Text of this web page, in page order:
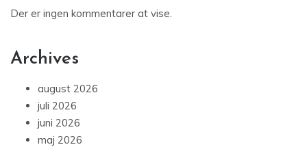
Der er ingen kommentarer at vise.
Archives
august 2026
juli 2026
juni 2026
maj 2026